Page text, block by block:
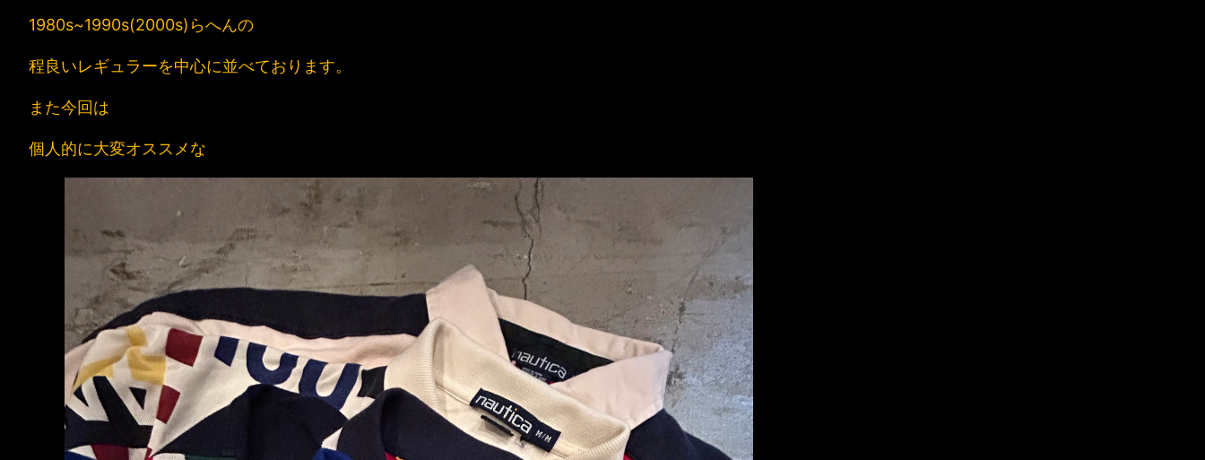
1980s~1990s(2000s)らへんの
程良いレギュラーを中心に並べております。
また今回は
個人的に大変オススメな